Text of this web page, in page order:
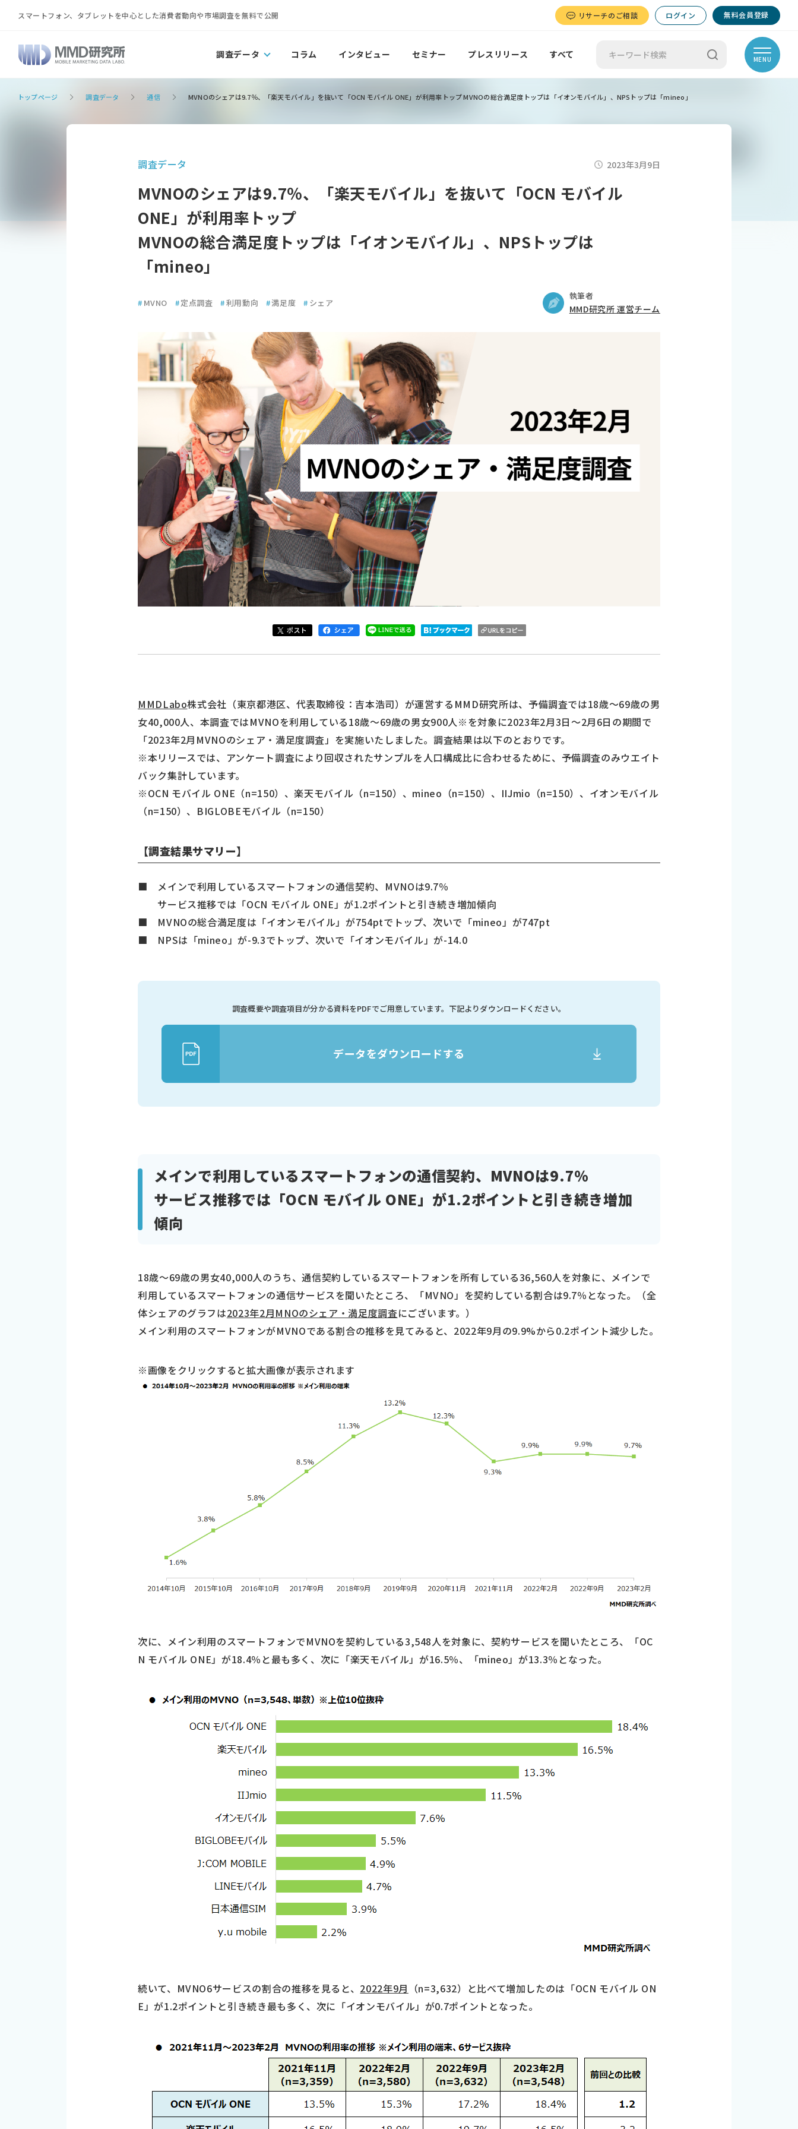
スマートフォン、タブレットを中心とした消費者動向や市場調査を無料で公開 リサーチのご相談 ログイン 無料会員登録
調査データ コラム インタビュー セミナー プレスリリース すべて MENU
トップページ 調査データ 通信 MVNOのシェアは9.7％、「楽天モバイル」を抜いて「OCN モバイル ONE」が利用率トップ MVNOの総合満足度トップは「イオンモバイル」、NPSトップは「mineo」
調査データ 2023年3月9日
MVNOのシェアは9.7％、「楽天モバイル」を抜いて「OCN モバイル
ONE」が利用率トップ
MVNOの総合満足度トップは「イオンモバイル」、NPSトップは
「mineo」
# MVNO #定点調査 #利用動向 #満足度 # シェア
執筆者
MMD研究所 運営チーム
MMDLabo株式会社（東京都港区、代表取締役：吉本浩司）が運営するMMD研究所は、予備調査では18歳～69歳の男
女40,000人、本調査ではMVNOを利用している18歳～69歳の男女900人※を対象に2023年2月3日～2月6日の期間で
「2023年2月MVNOのシェア・満足度調査」を実施いたしました。調査結果は以下のとおりです。
※本リリースでは、アンケート調査により回収されたサンプルを人口構成比に合わせるために、予備調査のみウエイト
バック集計しています。
※OCN モバイル ONE（n=150）、楽天モバイル（n=150）、mineo（n=150）、IIJmio（n=150）、イオンモバイル
（n=150）、BIGLOBEモバイル（n=150）
【調査結果サマリー】
■ メインで利用しているスマートフォンの通信契約、MVNOは9.7％
サービス推移では「OCN モバイル ONE」が1.2ポイントと引き続き増加傾向
■ MVNOの総合満足度は「イオンモバイル」が754ptでトップ、次いで「mineo」が747pt
■ NPSは「mineo」が-9.3でトップ、次いで「イオンモバイル」が-14.0
調査概要や調査項目が分かる資料をPDFでご用意しています。 下記よりダウンロードください。
データをダウンロードする
メインで利用しているスマートフォンの通信契約、MVNOは9.7％
サービス推移では「OCN モバイル ONE」が1.2ポイントと引き続き増加
傾向
18歳～69歳の男女40,000人のうち、通信契約しているスマートフォンを所有している36,560人を対象に、メインで
利用しているスマートフォンの通信サービスを聞いたところ、「MVNO」を契約している割合は9.7％となった。（全
体シェアのグラフは2023年2月MNOのシェア・満足度調査にございます。）
メイン利用のスマートフォンがMVNOである割合の推移を見てみると、2022年9月の9.9%から0.2ポイント減少した。
※画像をクリックすると拡大画像が表示されます
次に、メイン利用のスマートフォンでMVNOを契約している3,548人を対象に、契約サービスを聞いたところ、「OC
N モバイル ONE」が18.4％と最も多く、次に「楽天モバイル」が16.5％、「mineo」が13.3％となった。
続いて、MVNO6サービスの割合の推移を見ると、 2022年9月 （n=3,632）と比べて増加したのは「OCN モバイル ON
E」が1.2ポイントと引き続き最も多く、次に「イオンモバイル」が0.7ポイントとなった。